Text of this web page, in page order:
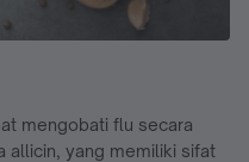
mengobati flu secara
allicin, yang memiliki sifat